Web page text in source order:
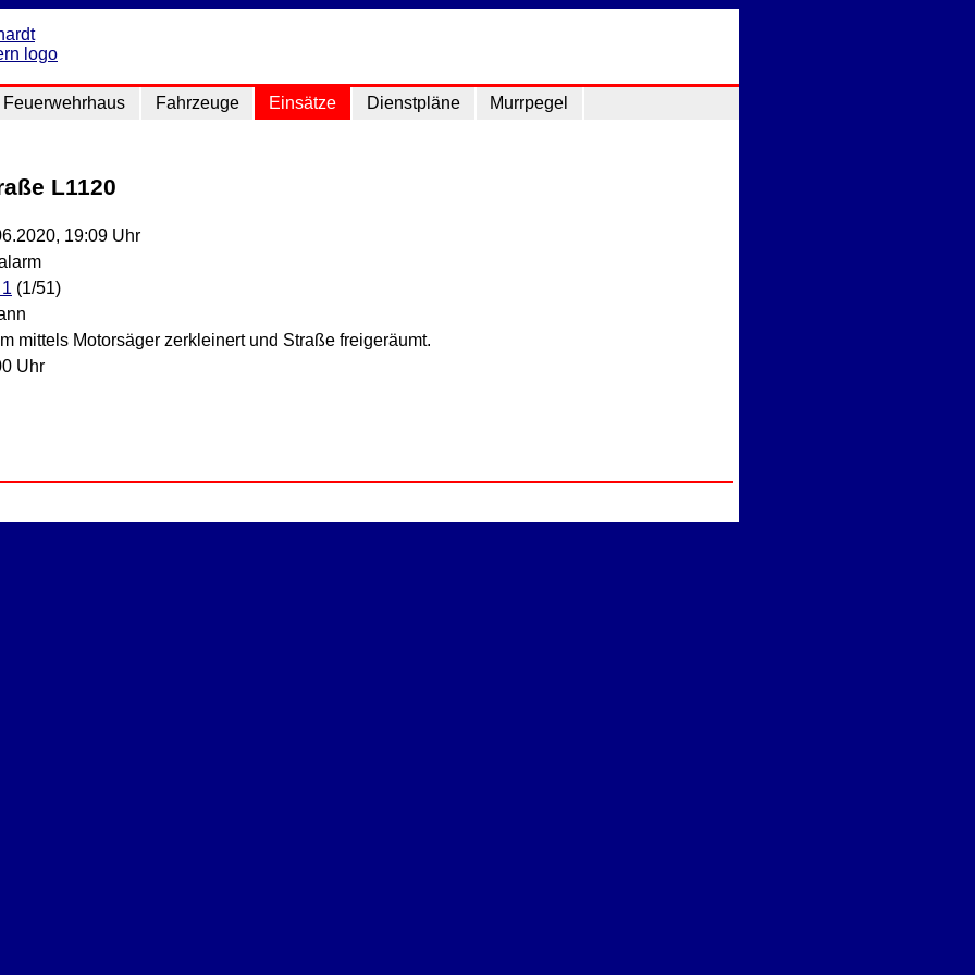
Feuerwehrhaus Fahrzeuge Einsätze Dienstpläne Murrpegel
L1120
19:09 Uhr
(1/51)
mittels Motorsäger zerkleinert und Straße freigeräumt.
Uhr